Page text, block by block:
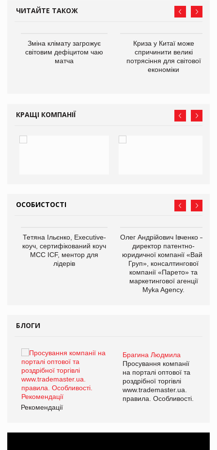
ЧИТАЙТЕ ТАКОЖ
Зміна клімату загрожує
світовим дефіцитом чаю
матча
Криза у Китаї може
спричинити великі
потрясіння для світової
економіки
КРАЩІ КОМПАНІЇ
ОСОБИСТОСТІ
Тетяна Ільєнко, Executive-
коуч, сертифікований коуч
МСС ICF, ментор для
лідерів
Олег Андрійович Івченко —
директор патентно-
юридичної компанії «Вайз
Груп», консалтингової
компанії «Парето» та
маркетингової агенції
Myka Agency.
БЛОГИ
Брагина Людмила
Просування компанії
на порталі оптової та
роздрібної торгівлі
www.trademaster.ua.
правила. Особливості.
Рекомендації